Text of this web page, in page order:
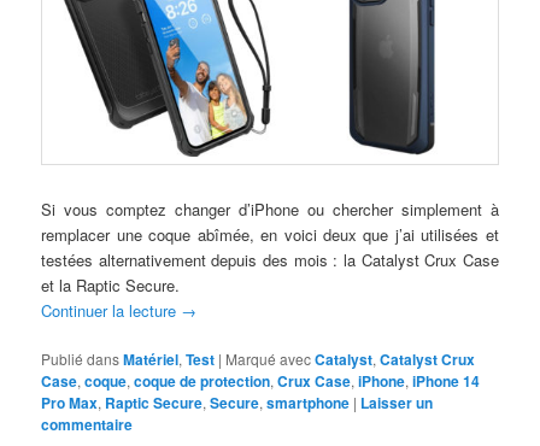
Si vous comptez changer d’iPhone ou chercher simplement à
remplacer une coque abîmée, en voici deux que j’ai utilisées et
testées alternativement depuis des mois : la Catalyst Crux Case
et la Raptic Secure.
Continuer la lecture →
Publié dansMatériel,Test | Marqué avecCatalyst,Catalyst Crux
Case,coque,coque de protection,Crux Case,iPhone,iPhone 14
Pro Max, Raptic Secure,Secure,smartphone | Laisser un
commentaire